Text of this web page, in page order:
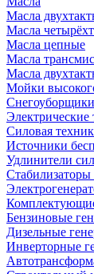
Масла
Масла
Масла цепные
Масла
Масла
Мойки
Снегоуборщики
Силовая
Источники
Удлинители
Бензиновые
Дизельные
Инверторные